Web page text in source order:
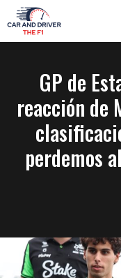
Saltar
al
contenido
GP de
reacción de
perdemos